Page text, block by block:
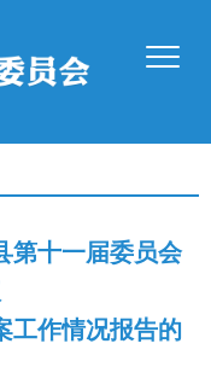
第十一届委员会
工作情况报告的